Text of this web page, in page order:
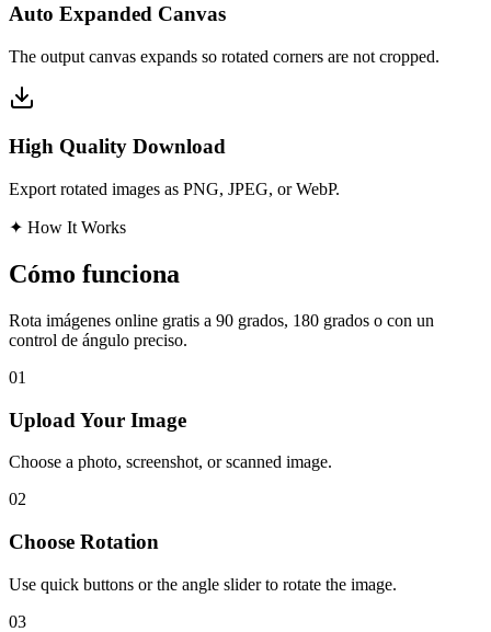
Auto Expanded Canvas
The output canvas expands so rotated corners are not cropped.
High Quality Download
Export rotated images as PNG, JPEG, or WebP.
✦ How It Works
Cómo funciona
Rota imágenes online gratis a 90 grados, 180 grados o con un
control de ángulo preciso.
01
Upload Your Image
Choose a photo, screenshot, or scanned image.
02
Choose Rotation
Use quick buttons or the angle slider to rotate the image.
03